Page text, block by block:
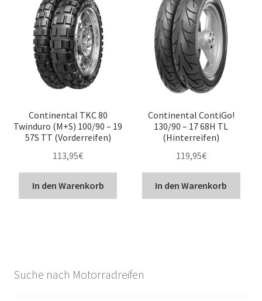
Continental TKC 80
Twinduro (M+S) 100/90 – 19
57S TT (Vorderreifen)
113,95€
In den Warenkorb
Continental ContiGo!
130/90 – 17 68H TL
(Hinterreifen)
119,95€
In den Warenkorb
Suche nach Motorradreifen